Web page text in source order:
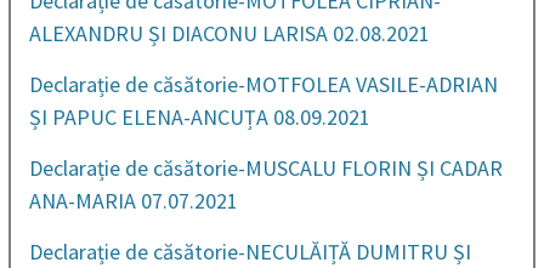
ALEXANDRU ȘI DIACONU LARISA 02.08.2021
Declarație de căsătorie-MOTFOLEA VASILE-ADRIAN
ȘI PAPUC ELENA-ANCUȚA 08.09.2021
Declarație de căsătorie-MUSCALU FLORIN ȘI CADAR
ANA-MARIA 07.07.2021
Declarație de căsătorie-NECULĂIȚĂ DUMITRU ȘI